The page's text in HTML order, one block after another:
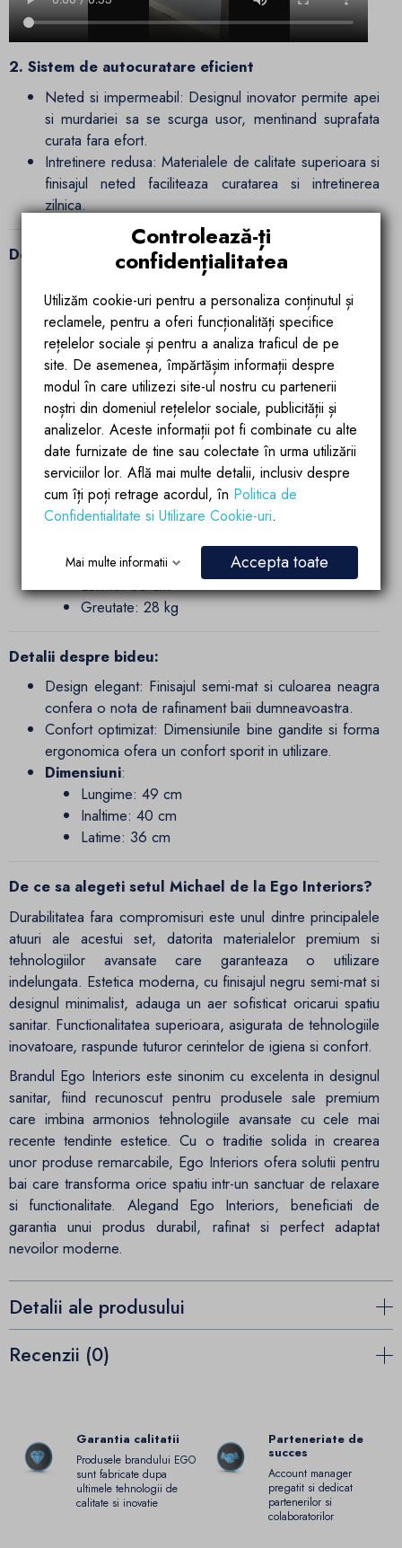
2. Sistem de autocuratare eficient
Neted si impermeabil: Designul inovator permite apei
si murdariei sa se scurga usor, mentinand suprafata
curata fara efort.
Intretinere redusa: Materialele de calitate superioara si
finisajul neted faciliteaza curatarea si intretinerea
zilnica.
Detalii despre vasul WC:
Sistem fara margini (Rimless):
margini asigura o spalare completa si igienica,
eliminand zonele greu accesibile pentru murdarie.
Easy Flush:Spalare eficienta si economica, cu
picurare usoara pentru un consum redus de apa.
Capac premium:Dotat cu un capac din duroplast de
inalta calitate, cu functie soft-close pentru o inchidere
silentioasa.
Montaj rapid : Sistemul Easy-Off faciliteaza
asamblarea si demontarea capacului pentru curatare
sau inlocuire.
Dimensiuni:
Inaltime: 32,5 cm
Latime: 36 cm
Greutate: 28 kg
Detalii despre bideu:
Design elegant: Finisajul semi-mat si culoarea neagra
confera o nota de rafinament baii dumneavoastra.
Confort optimizat: Dimensiunile bine gandite si forma
ergonomica ofera un confort sporit in utilizare.
Dimensiuni:
Lungime: 49 cm
Inaltime: 40 cm
Latime: 36 cm
De ce sa alegeti setul Michael de la Ego Interiors?
Durabilitatea fara compromisuri este unul dintre principalele
atuuri ale acestui set, datorita materialelor premium si
tehnologiilor avansate care garanteaza o utilizare
indelungata. Estetica moderna, cu finisajul negru semi-mat si
designul minimalist, adauga un aer sofisticat oricarui spatiu
sanitar. Functionalitatea superioara, asigurata de tehnologiile
inovatoare, raspunde tuturor cerintelor de igiena si confort.
Brandul Ego Interiors este sinonim cu excelenta in designul
sanitar, fiind recunoscut pentru produsele sale premium
care imbina armonios tehnologiile avansate cu cele mai
recente tendinte estetice. Cu o traditie solida in crearea
unor produse remarcabile, Ego Interiors ofera solutii pentru
bai care transforma orice spatiu intr-un sanctuar de relaxare
si functionalitate. Alegand Ego Interiors, beneficiati de
garantia unui produs durabil, rafinat si perfect adaptat
nevoilor moderne.
Detalii ale produsului
Recenzii (0)
Garantia calitatii
Produsele brandului EGO
sunt fabricate dupa
ultimele tehnologii de
calitate si inovatie
Parteneriate de
succes
Account manager
pregatit si dedicat
partenerilor si
colaboratorilor
Controlează-ți
confidențialitatea
Utilizăm cookie-uri pentru a personaliza conținutul și
reclamele, pentru a oferi funcționalități specifice
rețelelor sociale și pentru a analiza traficul de pe
site. De asemenea, împărtășim informații despre
modul în care utilizezi site-ul nostru cu partenerii
noștri din domeniul rețelelor sociale, publicității și
analizelor. Aceste informații pot fi combinate cu alte
date furnizate de tine sau colectate în urma utilizării
serviciilor lor. Află mai multe detalii, inclusiv despre
cum îți poți retrage acordul, în Politica de
Confidentialitate si Utilizare Cookie-uri.
Mai multe informatii Accepta toate